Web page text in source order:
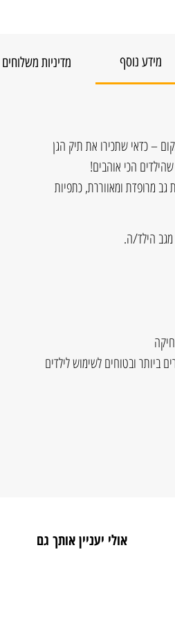
מידע נוסף מדיניות משלוחים
– כדאי שתכירו את תיק הגן
הכי אוהבים!
גב מרופדת ומאווררת, כתפיות
מגב הילד/ה.
ביותר ובטוחים לשימוש לילדים
אולי יעניין אותך גם